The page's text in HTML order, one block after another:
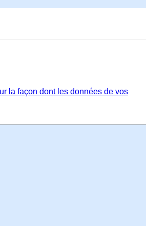
la façon dont les données de vos